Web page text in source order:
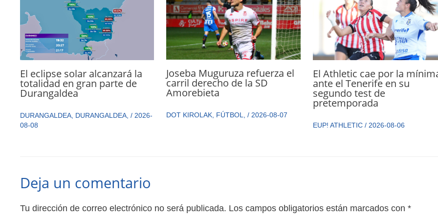
El eclipse solar alcanzará la
totalidad en gran parte de
Durangaldea
DURANGALDEA, DURANGALDEA, / 2026-
08-08
Joseba Muguruza refuerza el
carril derecho de la SD
Amorebieta
DOT KIROLAK FÚTBOL ,/ 2026-08-07
El Athletic cae por la
ante el Tenerife en su
segundo test de
pretemporada
EUP! ATHLETIC/ 2026-08-06
Deja un comentario
Tu dirección de correo electrónico no será publicada. Los campos obligatorios están marcados con *